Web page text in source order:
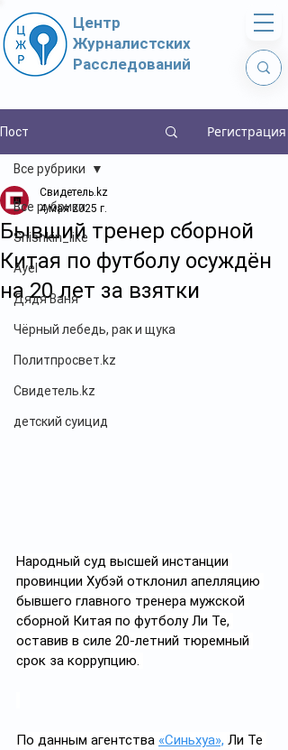
Центр
Журналистских
Расследований
Пост Регистрация
Все рубрики
Shishkin_like
Ayel
Дядя Ваня
Чёрный лебедь, рак и щука
Политпросвет.kz
Свидетель.kz
детский суицид
Все рубрики
Бывший тренер сборной
Китая по футболу осуждён
на 20 лет за взятки
Свидетель.kz
4 мая 2025 г.
Народный суд высшей инстанции
провинции Хубэй отклонил апелляцию
бывшего главного тренера мужской
сборной Китая по футболу Ли Те,
оставив в силе 20-летний тюремный
срок за коррупцию.
По данным агентства «Синьхуа», Ли Те